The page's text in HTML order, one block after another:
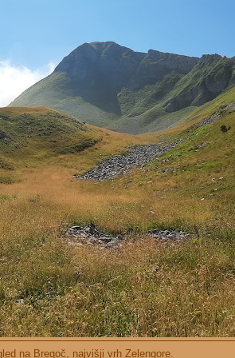
na Bregoč, najvišji vrh Zelengore.